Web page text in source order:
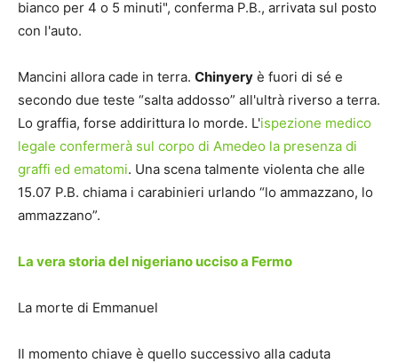
bianco per 4 o 5 minuti", conferma P.B., arrivata sul posto
con l'auto.
Mancini allora cade in terra. Chinyery è fuori di sé e
secondo due teste “salta addosso” all'ultrà riverso a terra.
Lo graffia, forse addirittura lo morde. L'ispezione medico
legale confermerà sul corpo di Amedeo la presenza di
graffi ed ematomi. Una scena talmente violenta che alle
15.07 P.B. chiama i carabinieri urlando “lo ammazzano, lo
ammazzano”.
La vera storia del nigeriano ucciso a Fermo
La morte di Emmanuel
Il momento chiave è quello successivo alla caduta